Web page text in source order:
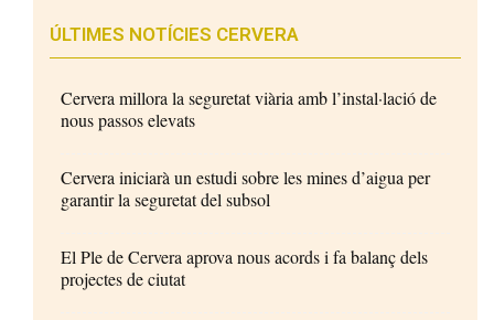
ÚLTIMES NOTÍCIES CERVERA
Cervera millora la seguretat viària amb l’instal·lació de
nous passos elevats
Cervera iniciarà un estudi sobre les mines d’aigua per
garantir la seguretat del subsol
El Ple de Cervera aprova nous acords i fa balanç dels
projectes de ciutat